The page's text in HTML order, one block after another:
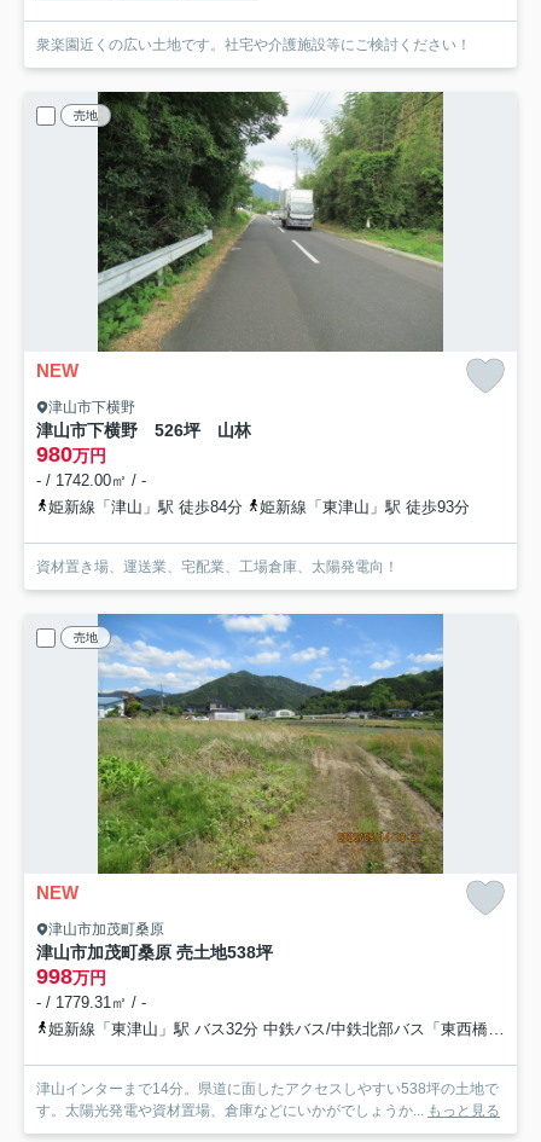
衆楽園近くの広い土地です。社宅や介護施設等にご検討ください！
売地
NEW
津山市下横野
津山市下横野 526坪 山林
980万円
- / 1742.00㎡ / -
姫新線「津山」駅 徒歩84分
姫新線「東津山」駅 徒歩93分
資材置き場、運送業、宅配業、工場倉庫、太陽発電向！
売地
NEW
津山市加茂町桑原
津山市加茂町桑原 売土地538坪
998万円
- / 1779.31㎡ / -
姫新線「東津山」駅 バス32分 中鉄バス/中鉄北部バス「東西橋（津山市）」 停歩4分車22分 15.7km
津山インターまで14分。県道に面したアクセスしやすい538坪の土地で
す。太陽光発電や資材置場、倉庫などにいかがでしょうか... もっと見る